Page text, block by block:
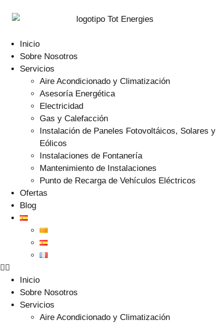
Inicio
Sobre Nosotros
Servicios
Aire Acondicionado y Climatización
Asesoría Energética
Electricidad
Gas y Calefacción
Instalación de Paneles Fotovoltáicos, Solares y
Eólicos
Instalaciones de Fontanería
Mantenimiento de Instalaciones
Punto de Recarga de Vehículos Eléctricos
Ofertas
Blog
Inicio
Sobre Nosotros
Servicios
Aire Acondicionado y Climatización